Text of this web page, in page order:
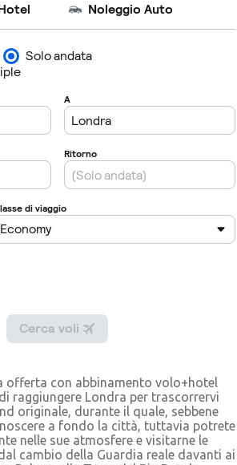
offerta con abbinamento volo+hotel
raggiungere Londra per trascorrervi
originale, durante il quale, sebbene
a fondo la città, tuttavia potrete
nelle sue atmosfere e visitarne le
cambio della Guardia reale davanti ai